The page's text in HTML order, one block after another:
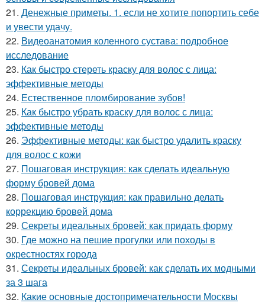
21. Денежные приметы. 1. если не хотите попортить себе
и увести удачу.
22. Видеоанатомия коленного сустава: подробное
исследование
23. Как быстро стереть краску для волос с лица:
эффективные методы
24. Естественное пломбирование зубов!
25. Как быстро убрать краску для волос с лица:
эффективные методы
26. Эффективные методы: как быстро удалить краску
для волос с кожи
27. Пошаговая инструкция: как сделать идеальную
форму бровей дома
28. Пошаговая инструкция: как правильно делать
коррекцию бровей дома
29. Секреты идеальных бровей: как придать форму
30. Где можно на пешие прогулки или походы в
окрестностях города
31. Секреты идеальных бровей: как сделать их модными
за 3 шага
32. Какие основные достопримечательности Москвы